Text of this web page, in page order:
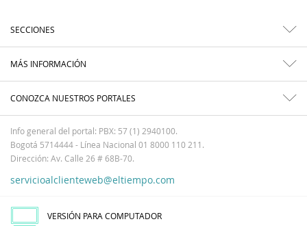
SECCIONES
MÁS INFORMACIÓN
CONOZCA NUESTROS PORTALES
Info general del portal: PBX: 57 (1) 2940100.
Bogotá 5714444 - Línea Nacional 01 8000 110 211.
Dirección: Av. Calle 26 # 68B-70.
servicioalclienteweb@eltiempo.com
VERSIÓN PARA COMPUTADOR